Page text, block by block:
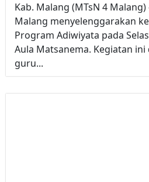
Kab. Malang (MTsN 4 Malang)
Malang menyelenggarakan
Program Adiwiyata pada
Aula Matsanema. Kegiatan
guru...